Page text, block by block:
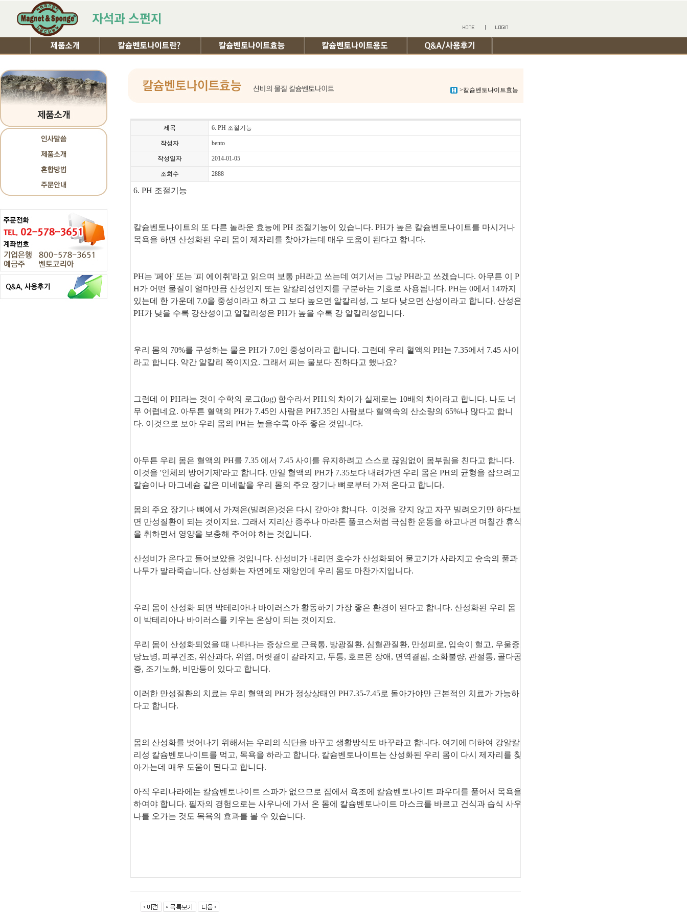
>칼슘벤토나이트효능
제목 6. PH 조절기능
작성자 bento
작성일자 2014-01-05
조회수 2888
6. PH 조절기능
칼슘벤토나이트의 또 다른 놀라운 효능에 PH 조절기능이 있습니다. PH가 높은 칼슘벤토나이트를 마시거나
목욕을 하면 산성화된 우리 몸이 제자리를 찾아가는데 매우 도움이 된다고 합니다.
PH는 '페아' 또는 '피 에이취'라고 읽으며 보통 pH라고 쓰는데 여기서는 그냥 PH라고 쓰겠습니다. 아무튼 이 P
H가 어떤 물질이 얼마만큼 산성인지 또는 알칼리성인지를 구분하는 기호로 사용됩니다. PH는 0에서 14까지
있는데 한 가운데 7.0을 중성이라고 하고 그 보다 높으면 알칼리성, 그 보다 낮으면 산성이라고 합니다. 산성은
PH가 낮을 수록 강산성이고 알칼리성은 PH가 높을 수록 강 알칼리성입니다.
우리 몸의 70%를 구성하는 물은 PH가 7.0인 중성이라고 합니다. 그런데 우리 혈액의 PH는 7.35에서 7.45 사이
라고 합니다. 약간 알칼리 쪽이지요. 그래서 피는 물보다 진하다고 했나요?
그런데 이 PH라는 것이 수학의 로그(log) 함수라서 PH1의 차이가 실제로는 10배의 차이라고 합니다. 나도 너
무 어렵네요. 아무튼 혈액의 PH가 7.45인 사람은 PH7.35인 사람보다 혈액속의 산소량의 65%나 많다고 합니
다. 이것으로 보아 우리 몸의 PH는 높을수록 아주 좋은 것입니다.
아무튼 우리 몸은 혈액의 PH를 7.35 에서 7.45 사이를 유지하려고 스스로 끊임없이 몸부림을 친다고 합니다.
이것을 '인체의 방어기제'라고 합니다. 만일 혈액의 PH가 7.35보다 내려가면 우리 몸은 PH의 균형을 잡으려고
칼슘이나 마그네슘 같은 미네랄을 우리 몸의 주요 장기나 뼈로부터 가져 온다고 합니다.
몸의 주요 장기나 뼈에서 가져온(빌려온)것은 다시 갚아야 합니다. 이것을 갚지 않고 자꾸 빌려오기만 하다보
면 만성질환이 되는 것이지요. 그래서 지리산 종주나 마라톤 풀코스처럼 극심한 운동을 하고나면 며칠간 휴식
을 취하면서 영양을 보충해 주어야 하는 것입니다.
산성비가 온다고 들어보았을 것입니다. 산성비가 내리면 호수가 산성화되어 물고기가 사라지고 숲속의 풀과
나무가 말라죽습니다. 산성화는 자연에도 재앙인데 우리 몸도 마찬가지입니다.
우리 몸이 산성화 되면 박테리아나 바이러스가 활동하기 가장 좋은 환경이 된다고 합니다. 산성화된 우리 몸
이 박테리아나 바이러스를 키우는 온상이 되는 것이지요.
우리 몸이 산성화되었을 때 나타나는 증상으로 근육통, 방광질환, 심혈관질환, 만성피로, 입속이 헐고, 우울증,
당뇨병, 피부건조, 위산과다, 위염, 머릿결이 갈라지고, 두통, 호르몬 장애, 면역결핍, 소화불량, 관절통, 골다공
증, 조기노화, 비만등이 있다고 합니다.
이러한 만성질환의 치료는 우리 혈액의 PH가 정상상태인 PH7.35-7.45로 돌아가야만 근본적인 치료가 가능하
다고 합니다.
몸의 산성화를 벗어나기 위해서는 우리의 식단을 바꾸고 생활방식도 바꾸라고 합니다. 여기에 더하여 강알칼
리성 칼슘벤토나이트를 먹고, 목욕을 하라고 합니다. 칼슘벤토나이트는 산성화된 우리 몸이 다시 제자리를 찾
아가는데 매우 도움이 된다고 합니다.
아직 우리나라에는 칼슘벤토나이트 스파가 없으므로 집에서 욕조에 칼슘벤토나이트 파우더를 풀어서 목욕을
하여야 합니다. 필자의 경험으로는 사우나에 가서 온 몸에 칼슘벤토나이트 마스크를 바르고 건식과 습식 사우
나를 오가는 것도 목욕의 효과를 볼 수 있습니다.